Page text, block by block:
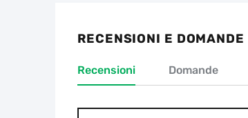
RECENSIONI E DOMANDE
Recensioni Domande